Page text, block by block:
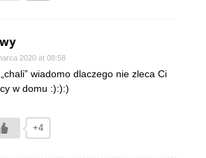
2020 at 08:58
wiadomo dlaczego nie zleca Ci
w domu :):):)
+4